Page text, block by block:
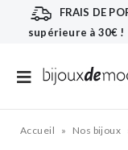
FRAIS DE
supérieure à 30€ !
Accueil » Nos bijoux